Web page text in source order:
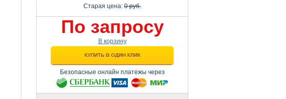
Старая цена: 0 руб.
По запросу
В корзину
КУПИТЬ В ОДИН КЛИК
Безопасные онлайн платежы через